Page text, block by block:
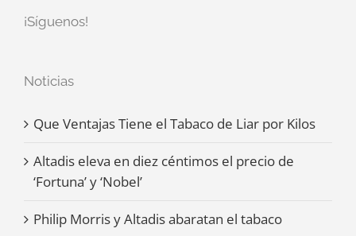
¡Síguenos!
Noticias
Que Ventajas Tiene el Tabaco de Liar por Kilos
Altadis eleva en diez céntimos el precio de
‘Fortuna’ y ‘Nobel’
Philip Morris y Altadis abaratan el tabaco